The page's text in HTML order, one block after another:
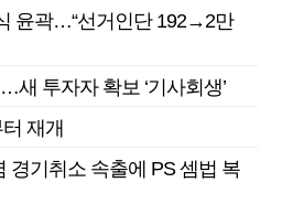
윤곽…“선거인단 192→2만
새 투자자 확보 ‘기사회생’
재개
기취소 속출에 PS 셈법 복